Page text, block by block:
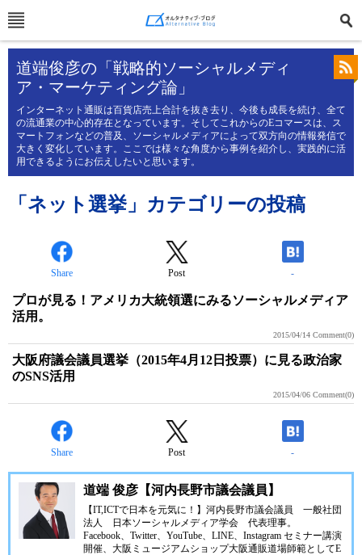
道端俊彦の「戦略的ソーシャルメディ
ア・マーケティング論」
インターネット通販は百貨店売上合計を抜き去り、今後も成長を続け、全て
の流通業の中心的存在となっています。そしてこれからのEコマースは、ス
マートフォンなどの普及、ソーシャルメディアによって双方向の情報発信で
大きく変化しています。ここでは様々な角度から事例を紹介し、実践的に活
用できるようにお伝えしたいと思います。
「ネット選挙」カテゴリーの投稿
Share Post -
プロが見る！アメリカ大統領選にみるソーシャルメディア
活用。
2015/04/14 Comment(0)
大阪府議会議員選挙（2015年4月12日投票）に見る政治家
のSNS活用
2015/04/06 Comment(0)
Share Post -
道端 俊彦【河内長野市議会議員】
【IT,ICTで日本を元気に！】河内長野市議会議員 一般社団
法人 日本ソーシャルメディア学会 代表理事。
Facebook、Twitter、YouTube、LINE、Instagram セミナー講演
開催、大阪ミュージアムショップ大阪通販道場師範としてE